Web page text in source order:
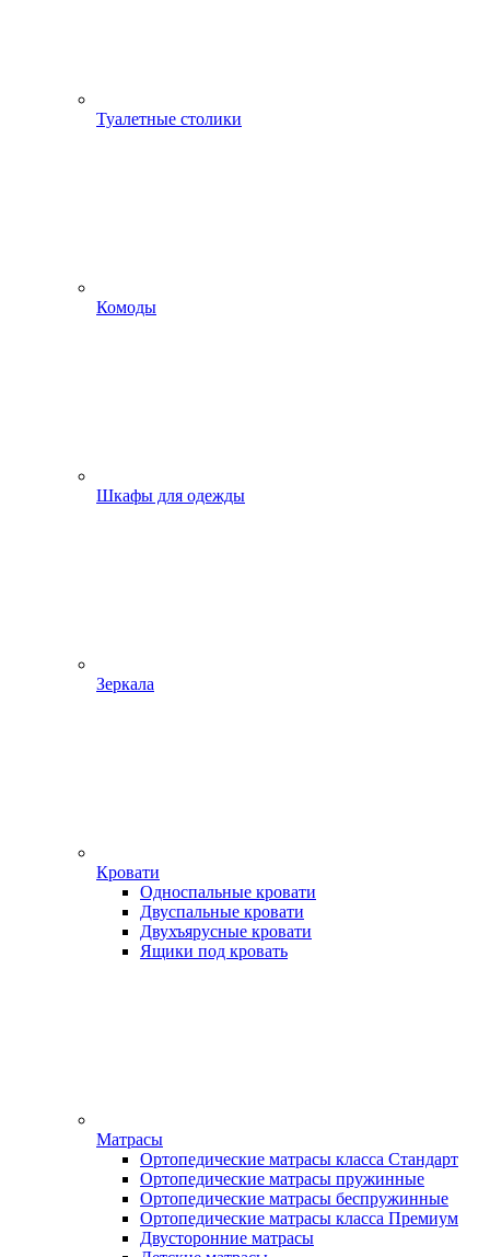
Туалетные столики
Комоды
Шкафы для одежды
Зеркала
Кровати
Односпальные кровати
Двуспальные кровати
Двухъярусные кровати
Ящики под кровать
Матрасы
Ортопедические матрасы класса Стандарт
Ортопедические матрасы пружинные
Ортопедические матрасы беспружинные
Ортопедические матрасы класса Премиум
Двусторонние матрасы